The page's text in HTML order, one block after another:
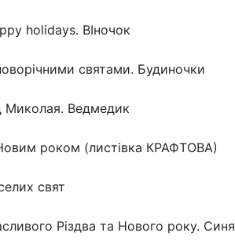
holidays. ВІночок
святами. Будиночки
Миколая. Ведмедик
роком (листівка КРАФТОВА)
свят
Різдва та Нового року. Синя